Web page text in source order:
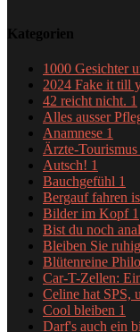
Kategorien
1000 Gesichter
2024 Fake it till
42 reicht nicht. 1
Alles ausser
Anamnese 1
Ärzte-
Autsch! 1
Bauchgefühl 1
Bergauf fahren
Bilder im Kopf 1
Bist du noch
Bleiben Sie
Blütenreine
Car-T-Zellen:
Celine hat SPS,
Cool bleiben 1
Darf's auch ein